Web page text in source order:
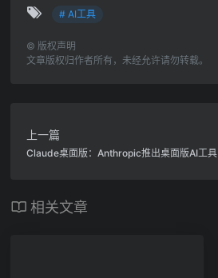
# AI工具
© 版权声明
文章版权归作者所有，未经允许请勿转载。
上一篇
Claude桌面版：Anthropic推出桌面版AI工具
相关文章